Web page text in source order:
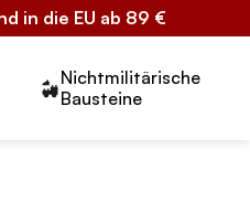
in die EU ab 89 €
segmentów2
Nichtmilitärische
Bausteine